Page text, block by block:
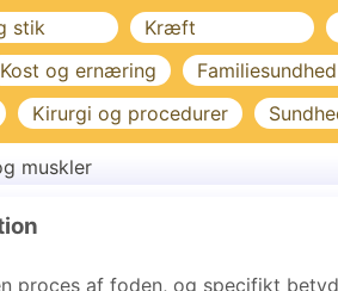
stik Kræft
Kost og ernæring Familiesundhed
Kirurgi og procedurer
muskler
proces af foden, og specifikt